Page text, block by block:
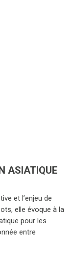
ASIATIQUE
et l’enjeu de
elle évoque à la
pour les
entre